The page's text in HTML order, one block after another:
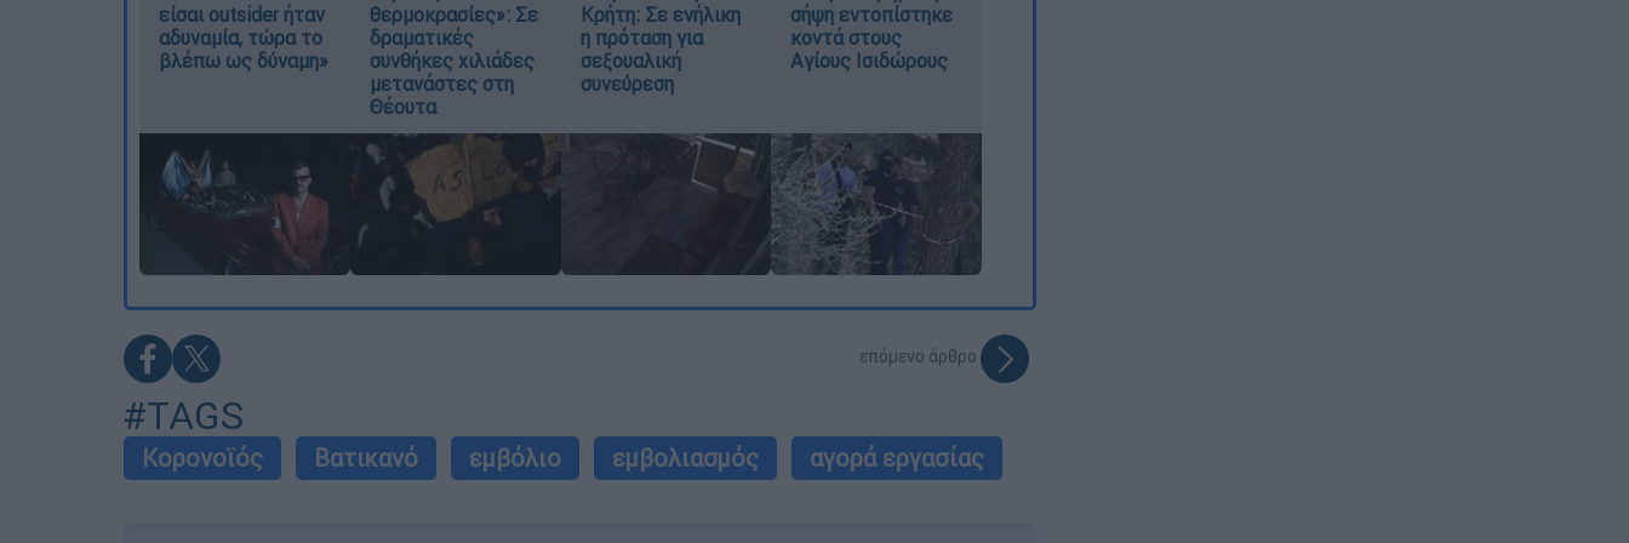
είσαι outsider ήταν
αδυναμία, τώρα το
βλέπω ως δύναμη»
θερμοκρασίες»: Σε
δραματικές
συνθήκες χιλιάδες
μετανάστες στη
Θέουτα
Κρήτη: Σε ενήλικη
η πρόταση για
σεξουαλική
συνεύρεση
σήψη εντοπίστηκε
κοντά στους
Αγίους Ισιδώρους
επόμενο άρθρο
#TAGS
Κορονοϊός Βατικανό εμβόλιο εμβολιασμός αγορά εργασίας